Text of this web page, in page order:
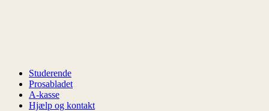
Studerende
Prosabladet
A-kasse
Hjælp og kontakt